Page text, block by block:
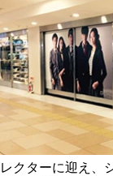
レクターに迎え、